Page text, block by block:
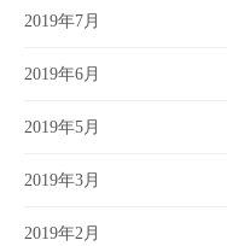
2019年7月
2019年6月
2019年5月
2019年3月
2019年2月